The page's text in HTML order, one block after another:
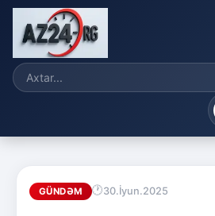
GÜNDƏM 30.İyun.2025